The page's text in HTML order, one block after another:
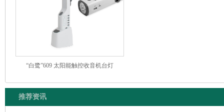
“白鹭”609 太阳能触控收音机台灯
推荐资讯